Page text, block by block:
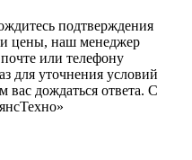
подтверждения
цены, наш менеджер
или телефону
для уточнения условий
вас дождаться ответа. С